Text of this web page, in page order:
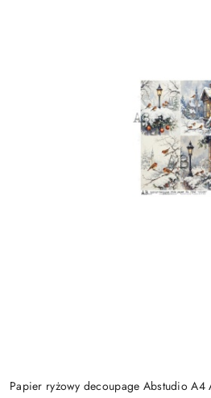
Papier ryżowy decoupage Abstudio A4